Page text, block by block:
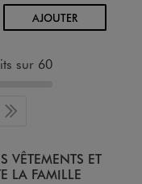
AJOUTERAU PANIER
sur 60
suivante
Dernière page
VÊTEMENTS ET
LA FAMILLE